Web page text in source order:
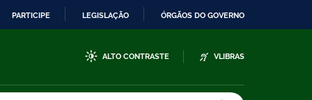
PARTICIPE LEGISLAÇÃO ÓRGÃOS DO GOVERNO
ALTO CONTRASTE VLIBRAS